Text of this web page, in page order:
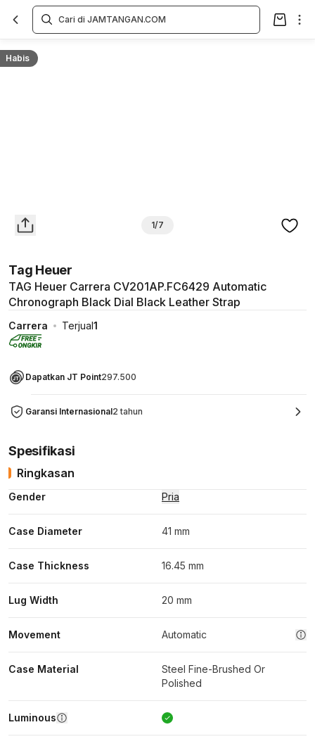
Habis
1/7
Tag Heuer
TAG Heuer Carrera CV201AP.FC6429 Automatic
Chronograph Black Dial Black Leather Strap
Carrera Terjual1
Dapatkan JT Point297.500
Garansi Internasional2 tahun
Overview
Spesifikasi
Ringkasan
Gender Pria
Case Diameter 41 mm
Case Thickness 16.45 mm
Lug Width 20 mm
Movement Automatic
Case Material
Steel Fine-Brushed Or
Polished
Luminous